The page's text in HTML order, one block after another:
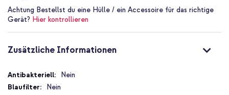
bedeutet, dass alle Hüllen auch dann noch auf dein Smartphone
passen, wenn du die Displayschutzfolie verwendest. So kannst du
dein Smartphone optimal schützen und es mit einer Hülle modisch
Diese Selencia Displayschutzfolie aus gehärtetem Glas hält
über eine spezielle Beschichtung, die Fingerabdrücke und Flecken
Achtung Bestellst du eine Hülle / ein Accessoire für das richtige
Gerät? Hier kontrollieren
Zusätzliche Informationen
Zusätzliche
Informationen
Nein
Nein